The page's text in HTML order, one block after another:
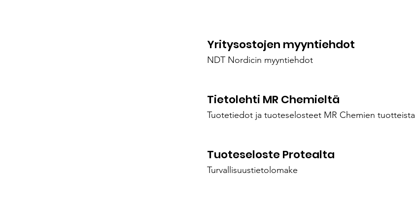
Yritysostojen myyntiehdot
NDT Nordicin myyntiehdot
Tietolehti MR Chemieltä
Tuotetiedot ja tuoteselosteet MR Chemien tuotteista
Tuoteseloste Protealta
Turvallisuustietolomake